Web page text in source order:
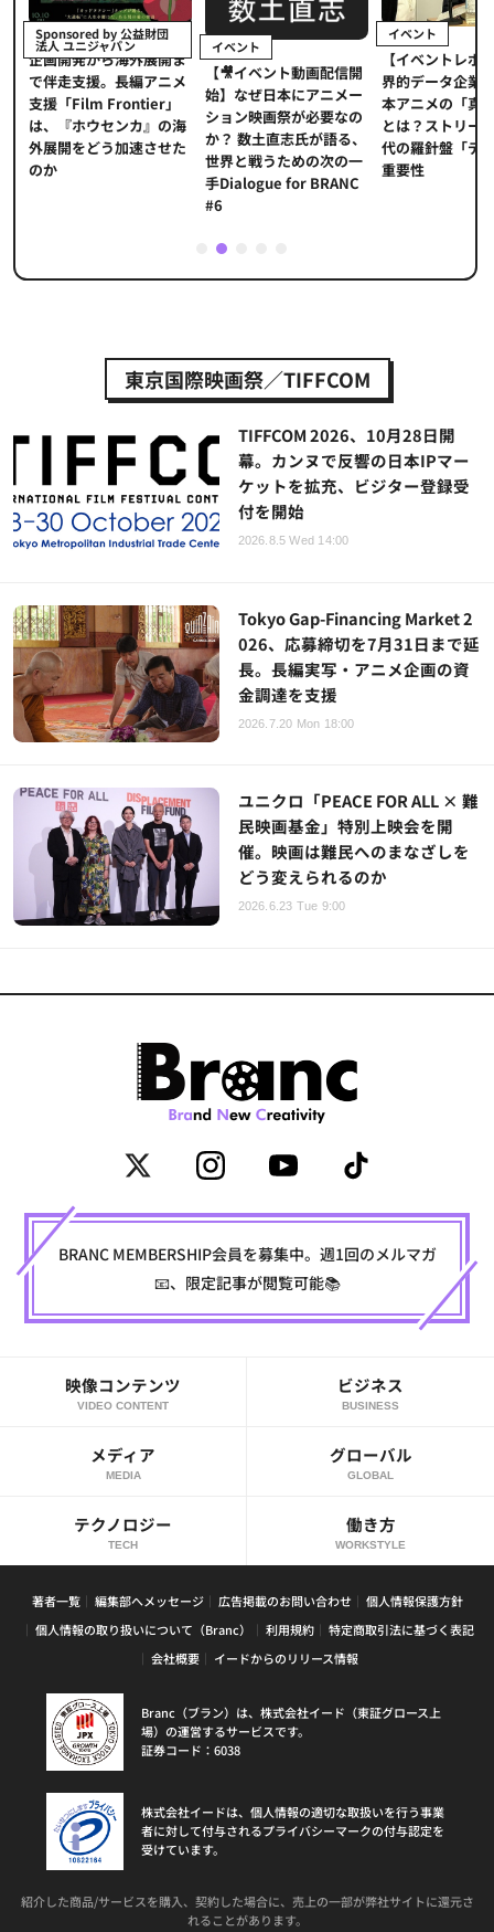
Sponsored by 公益財団
法人 ユニジャパン
企画開発から海外展開ま
で伴走支援。長編アニメ
支援「Film Frontier」
は、『ホウセンカ』の海
外展開をどう加速させた
のか
イベント
【🎥イベント動画配信開
始】なぜ日本にアニメー
ション映画祭が必要なの
か？ 数土直志氏が語る、
世界と戦うための次の一
手Dialogue for BRANC
#6
イベント
【イベントレポ
界的データ企業
本アニメの「真
とは？ストリー
代の羅針盤「デ
重要性
2
東京国際映画祭／TIFFCOM
TIFFCOM 2026、10月28日開
幕。カンヌで反響の日本IPマー
ケットを拡充、ビジター登録受
付を開始
2026.8.5 Wed 14:00
Tokyo Gap-Financing Market 2
026、応募締切を7月31日まで延
長。長編実写・アニメ企画の資
金調達を支援
2026.7.20 Mon 18:00
ユニクロ「PEACE FOR ALL × 難
民映画基金」特別上映会を開
催。映画は難民へのまなざしを
どう変えられるのか
2026.6.23 Tue 9:00
BRANC MEMBERSHIP会員を募集中。週1回のメルマガ
📧、限定記事が閲覧可能📚
映像コンテンツ
VIDEO CONTENT
ビジネス
BUSINESS
メディア
MEDIA
グローバル
GLOBAL
テクノロジー
TECH
働き方
WORKSTYLE
著者一覧 編集部へメッセージ 広告掲載のお問い合わせ
個人情報保護方針
個人情報の取り扱いについて（Branc）
利用規約
特定商取引法に基づく表記
会社概要
イードからのリリース情報
Branc（ブラン）は、株式会社イード（東証グロース上
場）の運営するサービスです。
証券コード：6038
株式会社イードは、個人情報の適切な取扱いを行う事業
者に対して付与されるプライバシーマークの付与認定を
受けています。
紹介した商品/サービスを購入、契約した場合に、売上の一部が弊社サイトに還元さ
れることがあります。